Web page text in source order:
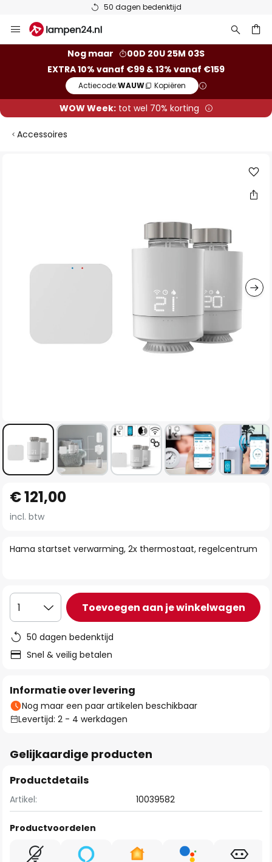
50 dagen bedenktijd
naar
Nog maar
00D 20U 25M 02S
EXTRA 10% vanaf €99 & 13% vanaf €159
Actiecode:WAUW Kopiëren
WOW Week:tot wel 70% korting
Accessoires
gallerij
naar
het
van
gallerij
Hama startset verwarming, 2x thermostaat, regelcentrum
€ 121,00
incl. btw
1 Toevoegen aan je winkelwagen
50 dagen bedenktijd
Snel & veilig betalen
Informatie over levering
Nog maar een paar artikelen beschikbaar
Levertijd: 2 - 4 werkdagen
Gelijkaardige producten
Productdetails
Artikel: 10039582
Productvoordelen